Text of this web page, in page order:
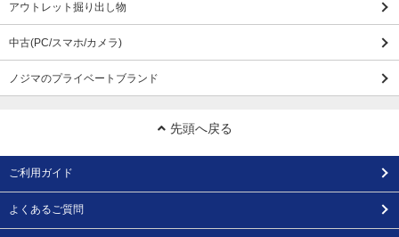
アウトレット掘り出し物
中古(PC/スマホ/カメラ)
ノジマのプライベートブランド
先頭へ戻る
ご利用ガイド
よくあるご質問